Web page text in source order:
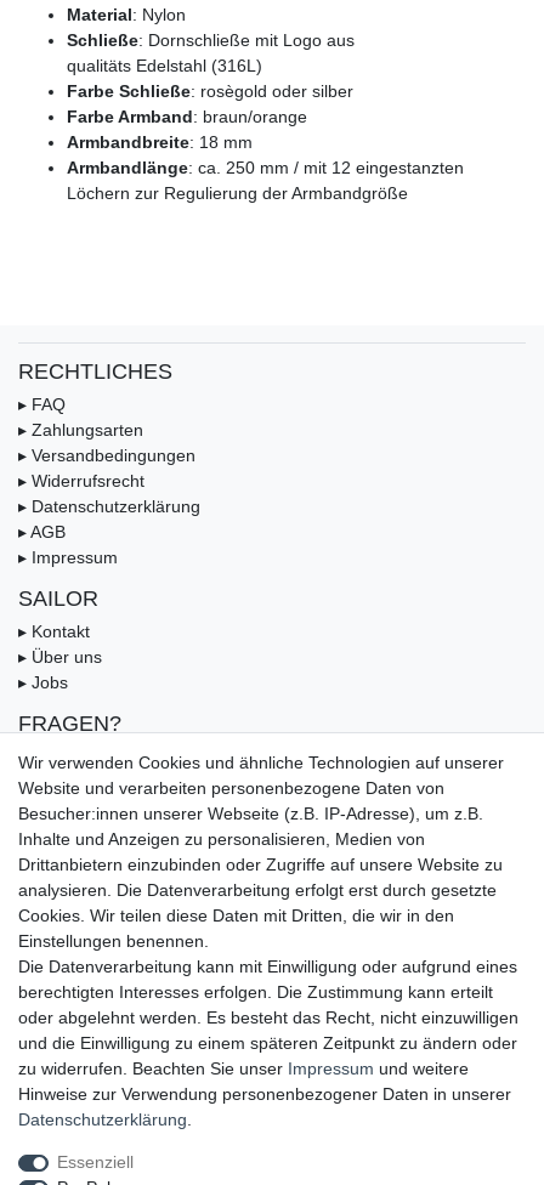
Material: Nylon
Schließe: Dornschließe mit Logo aus
qualitäts Edelstahl (316L)
Farbe Schließe: rosègold oder silber
Farbe Armband: braun/orange
Armbandbreite: 18 mm
Armbandlänge: ca. 250 mm / mit 12 eingestanzten
Löchern zur Regulierung der Armbandgröße
RECHTLICHES
▸ FAQ
▸ Zahlungsarten
▸ Versandbedingungen
▸ Widerrufsrecht
▸ Datenschutzerklärung
▸ AGB
▸ Impressum
SAILOR
▸ Kontakt
▸ Über uns
▸ Jobs
FRAGEN?
▸ FAQ
▸ Zahlungsarten
▸ Versandbedingungen
▸ Gutschein
UNSERE ZAHLUNGSMÖGLICKEITEN
UNSERE LIEFERMÖGLICHKEITEN
Wir verwenden Cookies und ähnliche Technologien auf unserer
Website und verarbeiten personenbezogene Daten von
Besucher:innen unserer Webseite (z.B. IP-Adresse), um z.B.
Inhalte und Anzeigen zu personalisieren, Medien von
Drittanbietern einzubinden oder Zugriffe auf unsere Website zu
analysieren. Die Datenverarbeitung erfolgt erst durch gesetzte
Cookies. Wir teilen diese Daten mit Dritten, die wir in den
Einstellungen benennen.
Die Datenverarbeitung kann mit Einwilligung oder aufgrund eines
berechtigten Interesses erfolgen. Die Zustimmung kann erteilt
oder abgelehnt werden. Es besteht das Recht, nicht einzuwilligen
und die Einwilligung zu einem späteren Zeitpunkt zu ändern oder
zu widerrufen. Beachten Sie unser Impressum und weitere
Hinweise zur Verwendung personenbezogener Daten in unserer
Daten­schutz­erklärung
Essenziell